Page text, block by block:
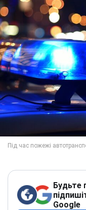
Будьте
Google